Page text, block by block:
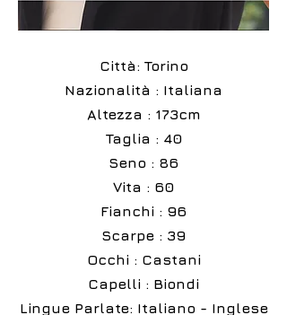
Città: Torino
Nazionalità : Italiana
Altezza : 173cm
Taglia : 40
Seno : 86
Vita : 60
Fianchi : 96
Scarpe : 39
Occhi : Castani
Capelli : Biondi
Lingue Parlate: Italiano - Inglese